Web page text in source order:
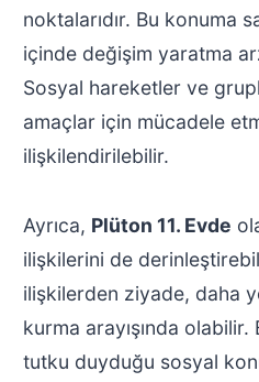
noktalarıdır. Bu konuma
içinde değişim yaratma
Sosyal hareketler ve
amaçlar için mücadele
ilişkilendirilebilir.
Ayrıca, Plüton 11. Evde
ilişkilerini de
ilişkilerden ziyade, daha
kurma arayışında
tutku duyduğu sosyal